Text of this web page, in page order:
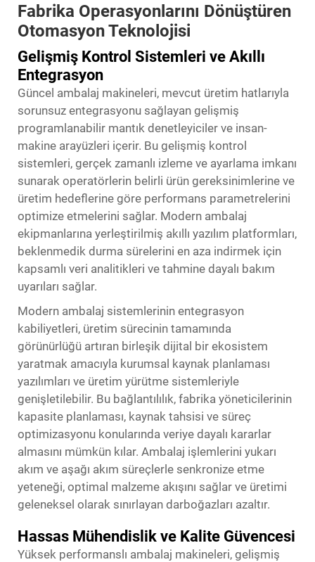
Fabrika Operasyonlarını Dönüştüren
Otomasyon Teknolojisi
Gelişmiş Kontrol Sistemleri ve Akıllı
Entegrasyon
Güncel ambalaj makineleri, mevcut üretim hatlarıyla
sorunsuz entegrasyonu sağlayan gelişmiş
programlanabilir mantık denetleyiciler ve insan-
makine arayüzleri içerir. Bu gelişmiş kontrol
sistemleri, gerçek zamanlı izleme ve ayarlama imkanı
sunarak operatörlerin belirli ürün gereksinimlerine ve
üretim hedeflerine göre performans parametrelerini
optimize etmelerini sağlar. Modern ambalaj
ekipmanlarına yerleştirilmiş akıllı yazılım platformları,
beklenmedik durma sürelerini en aza indirmek için
kapsamlı veri analitikleri ve tahmine dayalı bakım
uyarıları sağlar.
Modern ambalaj sistemlerinin entegrasyon
kabiliyetleri, üretim sürecinin tamamında
görünürlüğü artıran birleşik dijital bir ekosistem
yaratmak amacıyla kurumsal kaynak planlaması
yazılımları ve üretim yürütme sistemleriyle
genişletilebilir. Bu bağlantılılık, fabrika yöneticilerinin
kapasite planlaması, kaynak tahsisi ve süreç
optimizasyonu konularında veriye dayalı kararlar
almasını mümkün kılar. Ambalaj işlemlerini yukarı
akım ve aşağı akım süreçlerle senkronize etme
yeteneği, optimal malzeme akışını sağlar ve üretimi
geleneksel olarak sınırlayan darboğazları azaltır.
Hassas Mühendislik ve Kalite Güvencesi
Yüksek performanslı ambalaj makineleri, gelişmiş